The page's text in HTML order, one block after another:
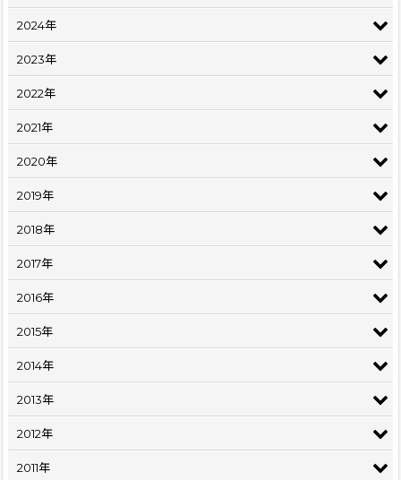
2024年
2023年
2022年
2021年
2020年
2019年
2018年
2017年
2016年
2015年
2014年
2013年
2012年
2011年